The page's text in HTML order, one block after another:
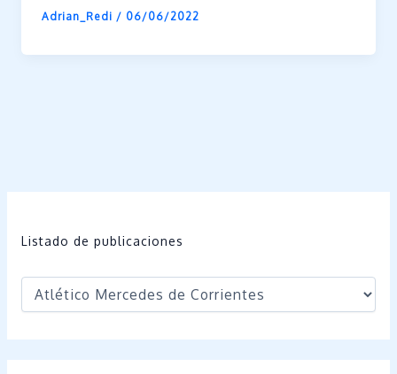
Adrian_Redi / 06/06/2022
Listado de publicaciones